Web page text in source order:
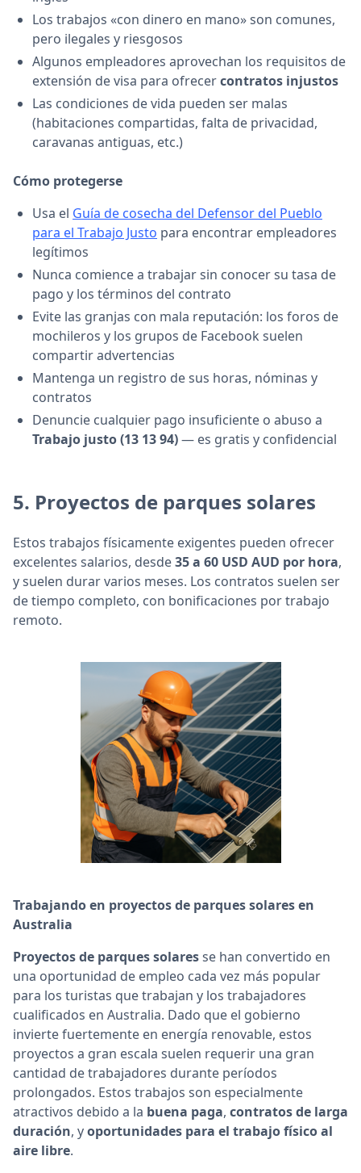
Los trabajos «con dinero en mano» son comunes,
pero ilegales y riesgosos
Algunos empleadores aprovechan los requisitos de
extensión de visa para ofrecercontratos injustos
Las condiciones de vida pueden ser malas
(habitaciones compartidas, falta de privacidad,
caravanas antiguas, etc.)
Cómo protegerse
Usa el Guía de cosecha del Defensor del Pueblo
para el Trabajo Justo para encontrar empleadores
legítimos
Nunca comience a trabajar sin conocer su tasa de
pago y los términos del contrato
Evite las granjas con mala reputación: los foros de
mochileros y los grupos de Facebook suelen
compartir advertencias
Mantenga un registro de sus horas, nóminas y
contratos
Denuncie cualquier pago insuficiente o abuso a
Trabajo justo (13 13 94)— es gratis y confidencial
5. Proyectos de parques solares
Estos trabajos físicamente exigentes pueden ofrecer
excelentes salarios, desde35 a 60 USD AUD por hora,
y suelen durar varios meses. Los contratos suelen ser
de tiempo completo, con bonificaciones por trabajo
remoto.
Trabajando en proyectos de parques solares en
Australia
Proyectos de parques solaresse han convertido en
una oportunidad de empleo cada vez más popular
para los turistas que trabajan y los trabajadores
cualificados en Australia. Dado que el gobierno
invierte fuertemente en energía renovable, estos
proyectos a gran escala suelen requerir una gran
cantidad de trabajadores durante períodos
prolongados. Estos trabajos son especialmente
atractivos debido a la buena paga, contratos de larga
duración, yoportunidades para el trabajo físico al
aire libre.